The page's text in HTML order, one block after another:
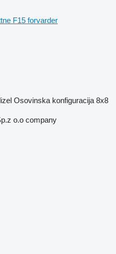
F15 forvarder
Osovinska konfiguracija 8x8
o.o company